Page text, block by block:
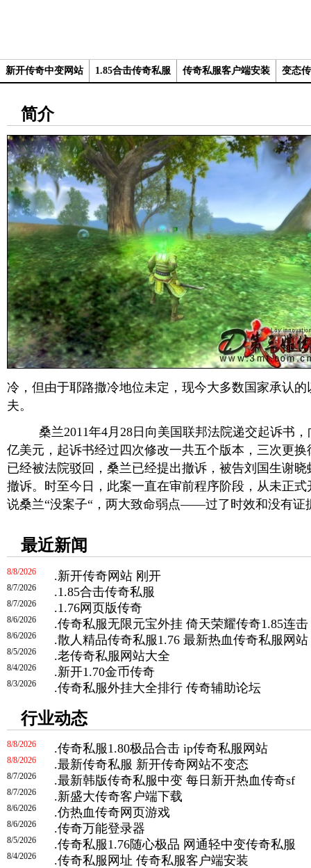
新开传奇中变网站 1.85合击传奇私服 传奇私服客户端安装 变态
简介
冷，但由于耶路撒冷地位未定，现今大多数国家承认
夫。
桑兰2011年4月28日向美国联邦法院递交起诉书，
亿美元，起诉书经过四次修改一共五个版本，三次更
已经被法院驳回，桑兰已经提出撤诉，被告刘国生谢
撤诉。时至今日，此案一直在审前程序阶段，从未正
说桑兰“没案子“，两大致命弱点——过了时效和没有证
最近新闻
.新开传奇网站 刚开
8/8/2026
.1.85合击传奇私服
8/7/2026
.1.76网页版传奇
8/7/2026
.传奇私服无限元宝外挂 倚天荣耀传奇1.85连击
8/6/2026
.散人精品传奇私服1.76 最新热血传奇私服网站
8/6/2026
.老传奇私服网站大全
8/5/2026
.新开1.70金币传奇
8/4/2026
.传奇私服外挂大全排行 传奇辅助论坛
8/3/2026
行业动态
.传奇私服1.80极品合击 ip传奇私服网站
8/8/2026
.最新传奇私服 新开传奇网站不变态
8/8/2026
.最新韩版传奇私服中变 每日新开热血传奇sf
8/7/2026
.新盛大传奇客户端下载
8/7/2026
.仿热血传奇网页游戏
8/6/2026
.传奇万能登录器
8/6/2026
.传奇私服1.76随心极品 网通轻中变传奇私服
8/5/2026
.传奇私服网址 传奇私服客户端安装
8/4/2026